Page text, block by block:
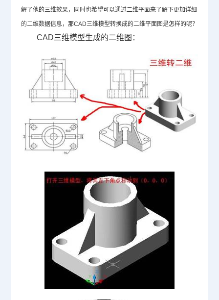
解了他的三维效果，同时也希望可以通过二维平面来了解下更加详细
的二维数据信息，那CAD三维模型转换成的二维平面图是怎样的呢？
CAD三维模型生成的二维图：